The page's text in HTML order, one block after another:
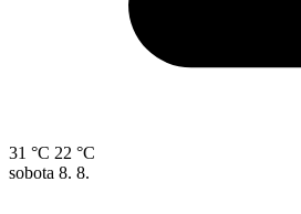
31 °C 22 °C
sobota 8. 8.